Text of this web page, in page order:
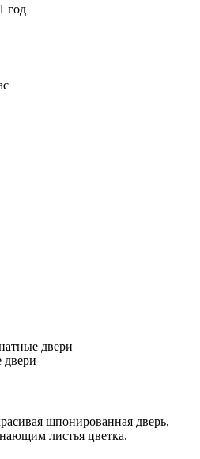
год
двери
двери
шпонированная дверь,
листья цветка.